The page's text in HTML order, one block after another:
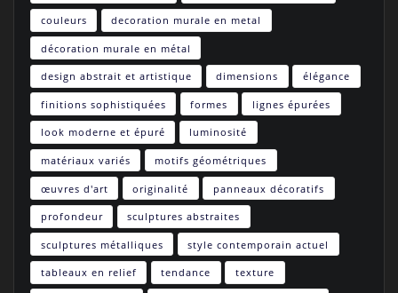
couleurs decoration murale en metal
décoration murale en métal
design abstrait et artistique dimensions élégance
finitions sophistiquées formes lignes épurées
look moderne et épuré luminosité
matériaux variés motifs géométriques
œuvres d'art originalité panneaux décoratifs
profondeur sculptures abstraites
sculptures métalliques style contemporain actuel
tableaux en relief tendance texture